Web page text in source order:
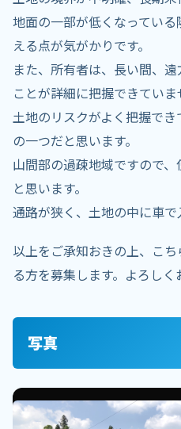
地面の一部が低くなってい
える点が気がかりです。
また、所有者は、長い間、
ことが詳細に把握できていま
土地のリスクがよく把握で
の一つだと思います。
山間部の過疎地域ですので
と思います。
通路が狭く、土地の中に車で
以上をご承知おきの上、こ
る方を募集します。よろしく
写真